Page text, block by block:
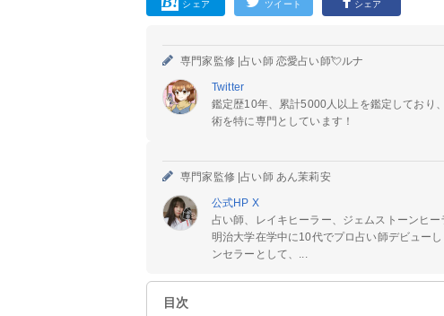
シェア ツイート シェア
専門家監修 |占い師 恋愛占い師💘ルナ
Twitter
鑑定歴10年、累計5000人以上を鑑定しており
術を特に専門としています！
専門家監修 |占い師 あん茉莉安
公式HP X
占い師、レイキヒーラー、ジェムストーンヒ
明治大学在学中に10代でプロ占い師デビュー
ンセラーとして、...
目次